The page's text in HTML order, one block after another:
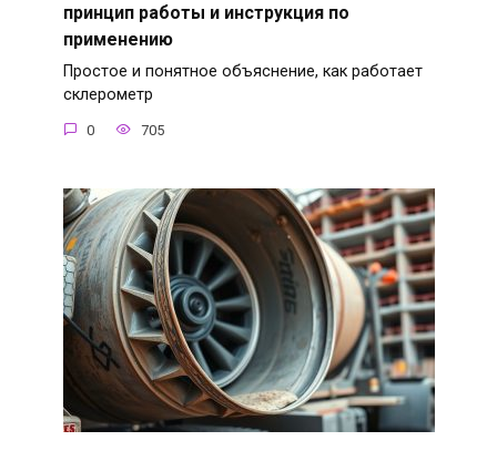
принцип работы и инструкция по
применению
Простое и понятное объяснение, как работает
склерометр
0 705